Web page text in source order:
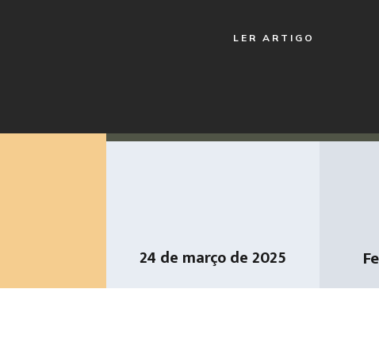
LER ARTIGO
24 de março de 2025